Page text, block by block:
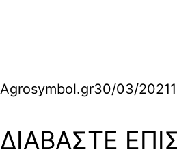
Agrosymbol.gr30/03/2021
ΔΙΑΒΑΣΤΕ